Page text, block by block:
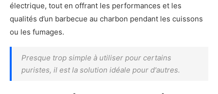
électrique, tout en offrant les performances et les
qualités d’un barbecue au charbon pendant les cuissons
ou les fumages.
Presque trop simple à utiliser pour certains
puristes, il est la solution idéale pour d'autres.